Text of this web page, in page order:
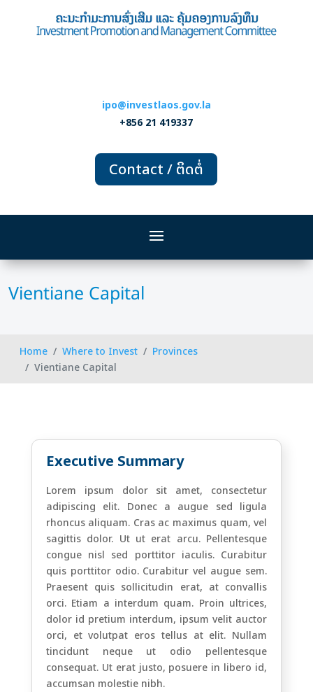
ipo@investlaos.gov.la
+856 21 419337
Contact / ຕິດຕໍ່
Vientiane Capital
Home Where to Invest
Provinces
Vientiane Capital
Executive Summary
Lorem ipsum dolor sit amet, consectetur
adipiscing elit. Donec a augue sed ligula
rhoncus aliquam. Cras ac maximus quam, vel
sagittis dolor. Ut ut erat arcu. Pellentesque
congue nisl sed porttitor iaculis. Curabitur
quis porttitor odio. Curabitur vel augue sem.
Praesent quis sollicitudin erat, at convallis
orci. Etiam a interdum quam. Proin ultrices,
dolor id pretium interdum, ipsum velit auctor
orci, et volutpat eros tellus at elit. Nullam
tincidunt neque ut odio pellentesque
consequat. Ut erat justo, posuere in libero id,
accumsan molestie nibh.